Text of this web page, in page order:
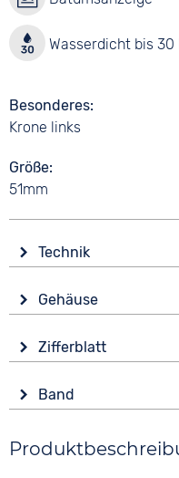
Wasserdicht bis 30
Besonderes
Krone links
Größe
51mm
Technik
Batterie (Quarz)
Funktionen
Datumsanzeige
Wasserdicht
Gehäuse
Mineralglas
Form
Rund
Material
Zifferblatt
Analog
Schwarz
Band
Braun